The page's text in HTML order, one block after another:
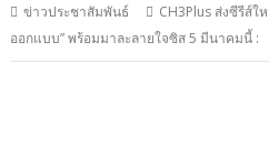
ข่าวประชาสัมพันธ์
CH3Plus ส่งซีรีส์ใ
ออกแบบ” พร้อมมาละลายใจซิส 5 มีนาคมนี้ :